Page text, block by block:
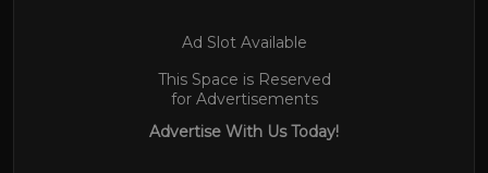
Ad Slot Available
This Space is Reserved
for Advertisements
Advertise With Us Today!